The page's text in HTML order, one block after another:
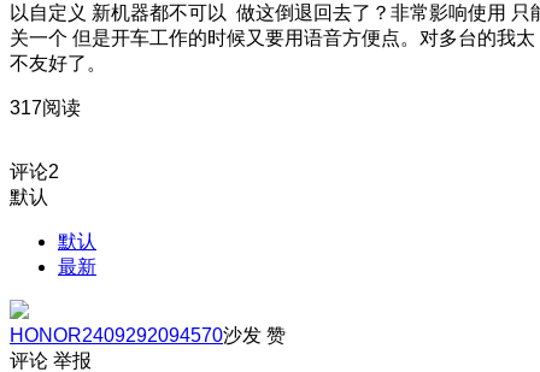
以自定义 新机器都不可以 做这倒退回去了？非常影响使用 只
关一个 但是开车工作的时候又要用语音方便点。对多台的我太
不友好了。
317阅读
评论2
默认
默认
最新
HONOR2409292094570沙发 赞
评论 举报